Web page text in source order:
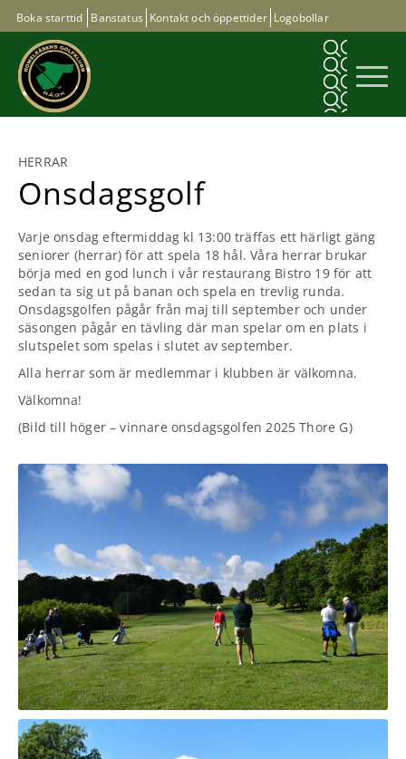
Boka starttid Banstatus Kontakt och öppettider Logobollar
HERRAR
Onsdagsgolf
Varje onsdag eftermiddag kl 13:00 träffas ett härligt gäng
seniorer (herrar) för att spela 18 hål. Våra herrar brukar
börja med en god lunch i vår restaurang Bistro 19 för att
sedan ta sig ut på banan och spela en trevlig runda.
Onsdagsgolfen pågår från maj till september och under
säsongen pågår en tävling där man spelar om en plats i
slutspelet som spelas i slutet av september.
Alla herrar som är medlemmar i klubben är välkomna.
Välkomna!
(Bild till höger – vinnare onsdagsgolfen 2025 Thore G)